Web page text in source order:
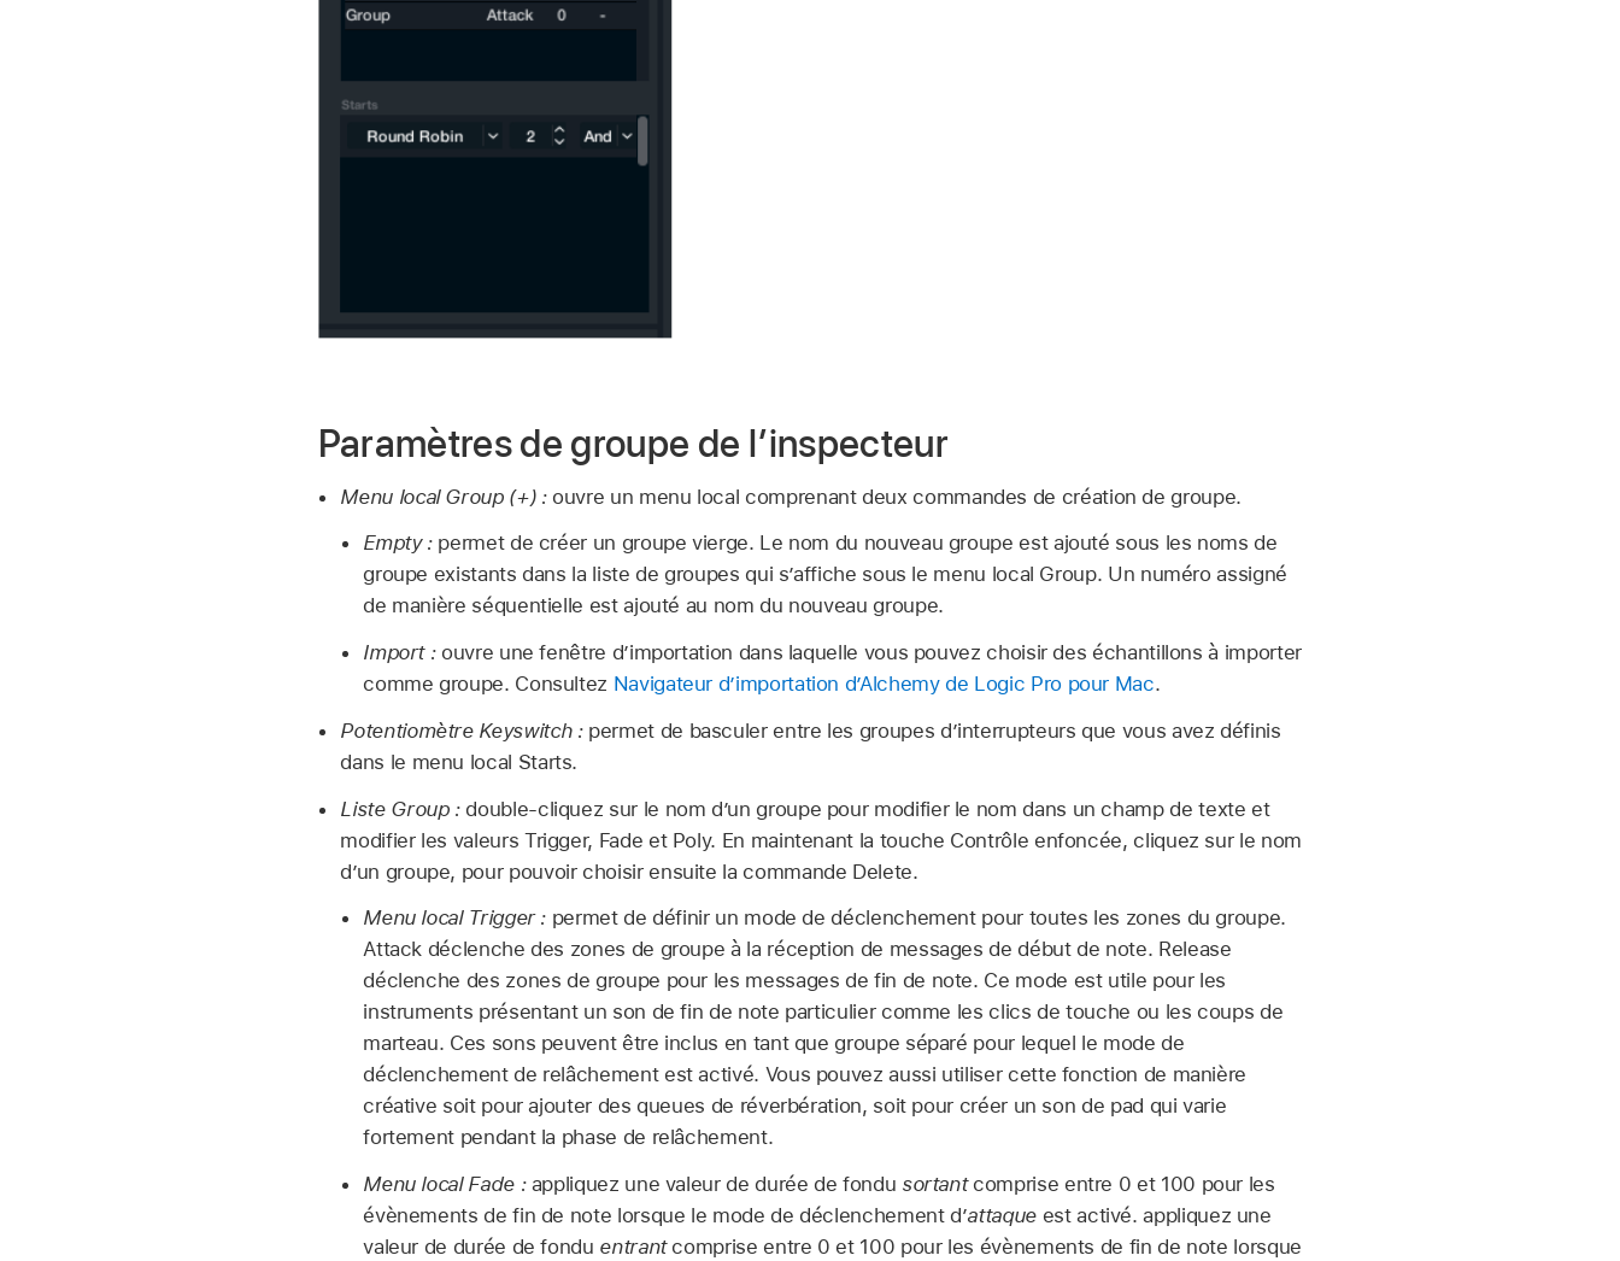
Paramètres de groupe de l’inspecteur
Menu local Group (+) :ouvre un menu local comprenant deux commandes de création de groupe.
Empty :permet de créer un groupe vierge. Le nom du nouveau groupe est ajouté sous les noms de
groupe existants dans la liste de groupes qui s’affiche sous le menu local Group. Un numéro assigné
de manière séquentielle est ajouté au nom du nouveau groupe.
Import :ouvre une fenêtre d’importation dans laquelle vous pouvez choisir des échantillons à importer
comme groupe. Consultez Navigateur d’importation d’Alchemy de Logic Pro pour Mac.
Potentiomètre Keyswitch :permet de basculer entre les groupes d’interrupteurs que vous avez définis
dans le menu local Starts.
Liste Group :double-cliquez sur le nom d’un groupe pour modifier le nom dans un champ de texte et
modifier les valeurs Trigger, Fade et Poly. En maintenant la touche Contrôle enfoncée, cliquez sur le nom
d’un groupe, pour pouvoir choisir ensuite la commande Delete.
Menu local Trigger : permet de définir un mode de déclenchement pour toutes les zones du groupe.
Attack déclenche des zones de groupe à la réception de messages de début de note. Release
déclenche des zones de groupe pour les messages de fin de note. Ce mode est utile pour les
instruments présentant un son de fin de note particulier comme les clics de touche ou les coups de
marteau. Ces sons peuvent être inclus en tant que groupe séparé pour lequel le mode de
déclenchement de relâchement est activé. Vous pouvez aussi utiliser cette fonction de manière
créative soit pour ajouter des queues de réverbération, soit pour créer un son de pad qui varie
fortement pendant la phase de relâchement.
Menu local Fade :appliquez une valeur de durée de fondu sortantcomprise entre 0 et 100 pour les
évènements de fin de note lorsque le mode de déclenchement d’attaque est activé. appliquez une
valeur de durée de fondu entrantcomprise entre 0 et 100 pour les évènements de fin de note lorsque